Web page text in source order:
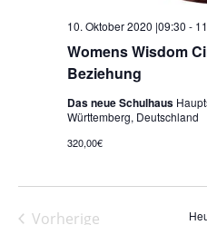
Womens Wisdom
Beziehung
10. Oktober 2020 |09:30 -
Das neue Schulhaus
Württemberg, Deutschland
320,00€
Vorherige